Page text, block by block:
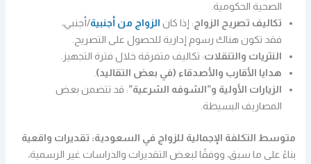
الصحية الحكومية.
تكاليف تصريح الزواج: إذا كان الزواج من أجنبية/أجنبي،
فقد تكون هناك رسوم إدارية للحصول على التصريح.
النثريات والتنقلات: تكاليف متفرقة خلال فترة التجهيز.
هدايا الأقارب والأصدقاء (في بعض التقاليد).
الزيارات الأولية و”الشوفه الشرعية”: قد تتضمن بعض
المصاريف البسيطة.
متوسط التكلفة الإجمالية للزواج في السعودية: تقديرات واقعية
بناءً على ما سبق، ووفقًا لبعض التقديرات والدراسات غير الرسمية،